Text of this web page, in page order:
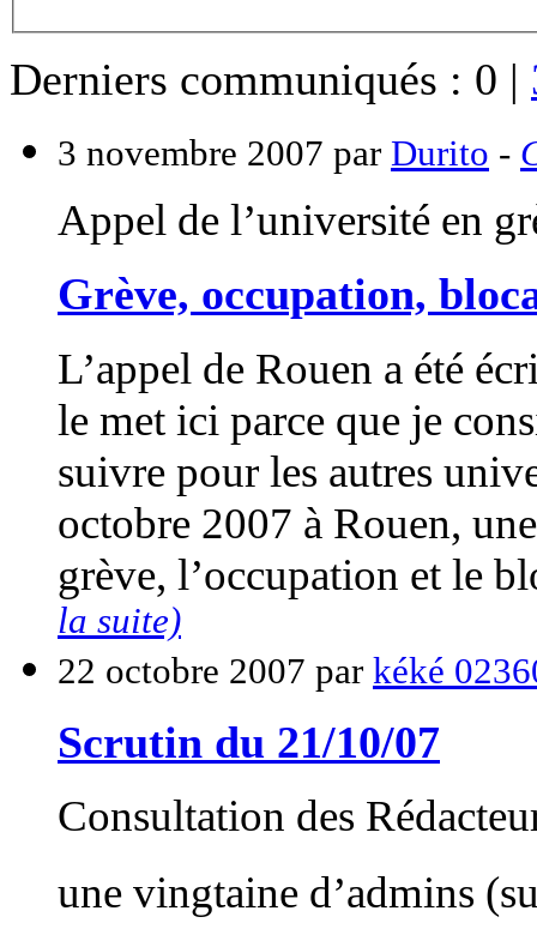
Derniers communiqués : 0 |
3 novembre 2007 par Durito -
Appel de l’université en
Grève, occupation,
L’appel de Rouen a été
le met ici parce que je
suivre pour les autres
octobre 2007 à Rouen,
grève, l’occupation et le
la suite)
22 octobre 2007 par kéké
Scrutin du 21/10/07
Consultation des
une vingtaine d’admins